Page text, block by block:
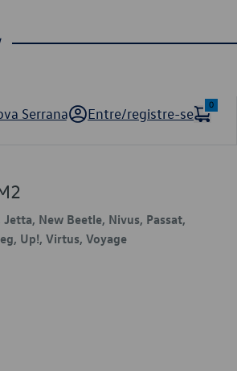
Serrana Entre/registre-se
0
New Beetle, Nivus, Passat,
Up!, Virtus, Voyage